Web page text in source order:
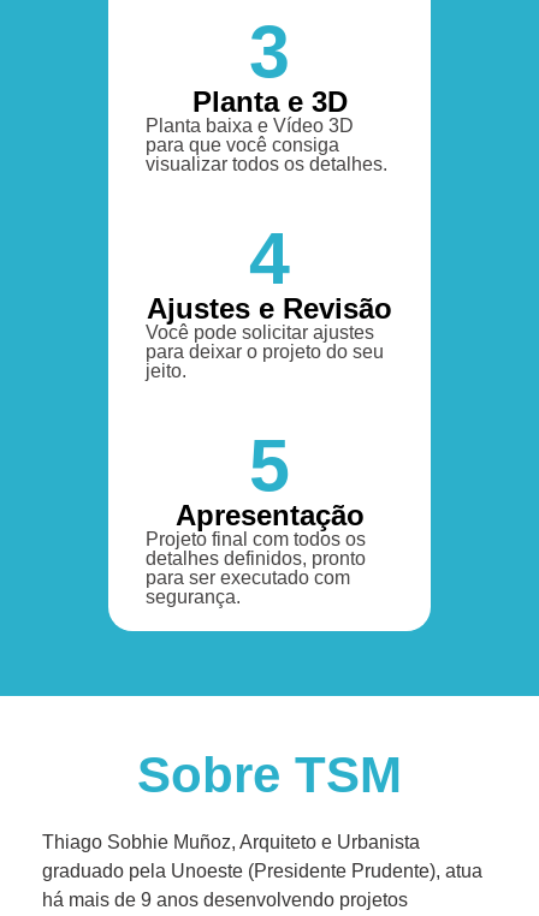
3
Planta e 3D
Planta baixa e Vídeo 3D
para que você consiga
visualizar todos os detalhes.
4
Ajustes e Revisão
Você pode solicitar ajustes
para deixar o projeto do seu
jeito.
5
Apresentação
Projeto final com todos os
detalhes definidos, pronto
para ser executado com
segurança.
Sobre TSM
Thiago Sobhie Muñoz, Arquiteto e Urbanista
graduado pela Unoeste (Presidente Prudente), atua
há mais de 9 anos desenvolvendo projetos